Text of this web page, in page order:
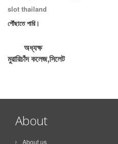
slot thailand
পৌঁছাতে পারি।
অধ্যক্ষ
মুরারিচাঁদ কলেজ,সিলেট
About
About us